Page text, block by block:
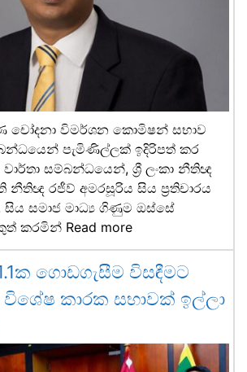
චෝදනා විමර්ශන කොමිෂන් සභාව
පැමිණිල්ලක් ඉදිරිපත් කර
සම්බන්ධයෙන්, ශ්‍රී ලංකා නීතිඥ
නීතිඥ රජීව් අමරසූරිය සිය ප්‍රතිචාරය
සිය සමාජ මාධ්‍ය ගිණුම ඔස්සේ
කරමින් Read more
ගොඩගැසීම විසඳීමට
කාරක සභාවක් ඉල්ලා